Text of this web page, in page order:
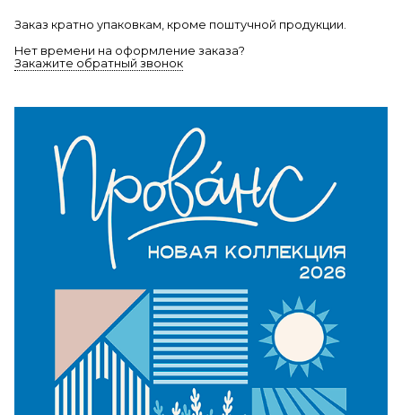
Заказ кратно упаковкам, кроме поштучной продукции.
Нет времени на оформление заказа?
Закажите обратный звонок